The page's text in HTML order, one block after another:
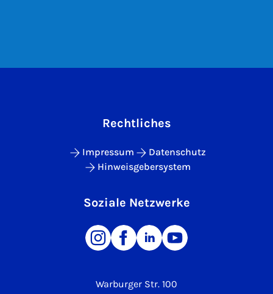
Warburger Str. 100
Rechtliches
Impressum
Datenschutz
Hinweisgebersystem
Soziale Netzwerke